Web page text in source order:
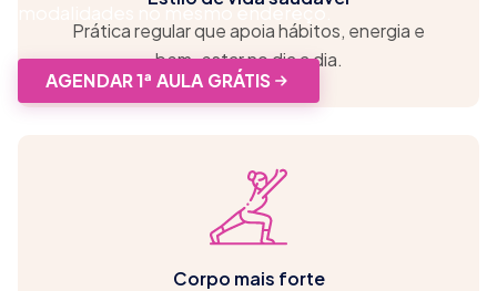
AGENDAR 1ª AULA GRÁTIS
Prática regular que apoia hábitos, energia e
bem-estar no dia a dia.
Corpo mais forte